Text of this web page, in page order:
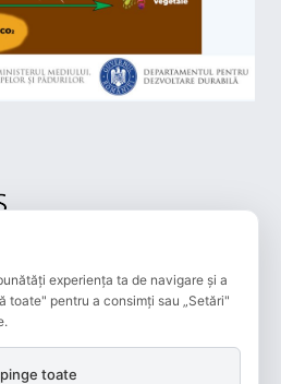
experiența ta de navigare și a
toate" pentru a consimți sau „Setări"
toate